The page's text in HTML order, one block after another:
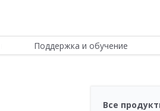
Поддержка и обучение
Все